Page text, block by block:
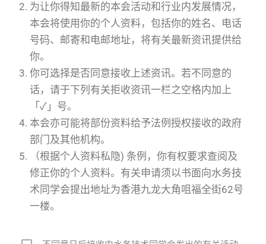
为让你得知最新的本会活动和行业内发展情况，
本会将使用你的个人资料，包括你的姓名、电话
号码、邮寄和电邮地址，将有关最新资讯提供给
你。
你可选择是否同意接收上述资讯。若不同意的
话，请于下列有关拒收资讯一栏之空格内加上
「✓」号。
本会亦可能将部份资料给予法例授权接收的政府
部门及其他机构。
（根据个人资料私隐) 条例，你有权要求查阅及
修正你的个人资料。有关申请须以书面向水务技
术同学会提出地址为香港九龙大角咀福全街62号
一楼。